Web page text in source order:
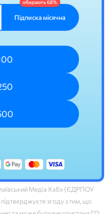
Підписка місячна
100
250
500
Медіа Хаб» (ЄДРПОУ
згоду з тим, що